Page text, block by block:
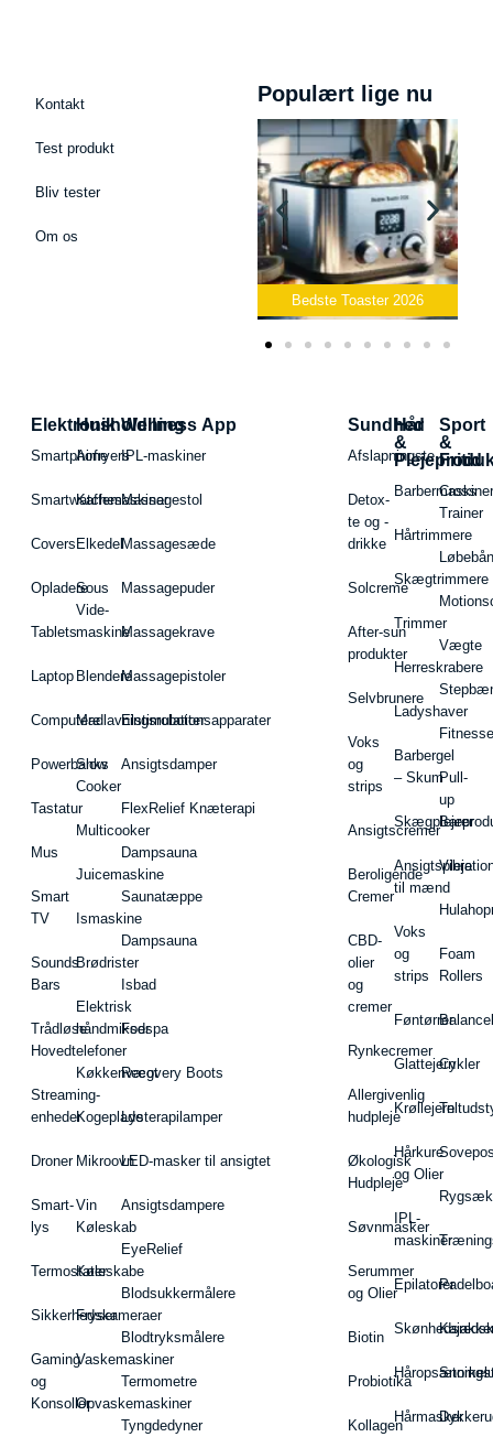
Kontakt
Test produkt
Bliv tester
Om os
Populært lige nu
Bedste Toaster 2026
Elektronik
Smartphone
Smartwatches
Covers
Opladere
Tablets
Laptop
Computere
Powerbanks
Tastatur
Mus
Smart
TV
Sounds
Bars
Trådløse
Hovedtelefoner
Streaming-
enheder
Droner
Smart-
lys
Termostater
Sikkerhedskameraer
Gaming
og
Konsoller
Husholdning
Airfryers
Kaffemaskiner
Elkedel
Sous
Vide-
maskine
Blendere
Madlavningsrobotter
Slow
Cooker
Multicooker
Juicemaskine
Ismaskine
Brødrister
Elektrisk
håndmikser
Køkkenvægt
Kogeplade
Mikroovn
Vin
Køleskab
Køleskabe
Fryser
Vaskemaskiner
Opvaskemaskiner
Wellness App
IPL-maskiner
Massagestol
Massagesæde
Massagepuder
Massagekrave
Massagepistoler
Elstimulationsapparater
Ansigtsdamper
FlexRelief Knæterapi
Dampsauna
Saunatæppe
Dampsauna
Isbad
Fodspa
Recovery Boots
Lysterapilamper
LED-masker til ansigtet
Ansigtsdampere
EyeRelief
Blodsukkermålere
Blodtryksmålere
Termometre
Tyngdedyner
Sundhed
Afslapningste
Detox-
te og -
drikke
Solcreme
After-sun
produkter
Selvbrunere
Voks
og
strips
Ansigtscremer
Beroligende
Cremer
CBD-
olier
og
cremer
Rynkecremer
Allergivenlig
hudpleje
Økologisk
Hudpleje
Søvnmasker
Serummer
og Olier
Biotin
Probiotika
Kollagen
Hår
&
Hårtrimmere
Skægtrimmere
Trimmer
Herreskrabere
Ladyshaver
Barbergel
– Skum
Ansigtspleje
til mænd
Voks
og
strips
Føntørrer
Glattejern
Krøllejern
Hårkure
og Olier
IPL-
maskiner
Epilatorer
Hårmasker
Sport
&
Fritid
Cross
Trainer
Vægte
Pull-
up
Barer
Foam
Rollers
Cykler